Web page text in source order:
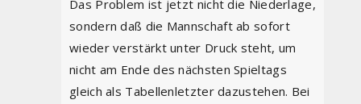
Das Problem ist jetzt nicht die Niederlage,
sondern daß die Mannschaft ab sofort
wieder verstärkt unter Druck steht, um
nicht am Ende des nächsten Spieltags
gleich als Tabellenletzter dazustehen. Bei